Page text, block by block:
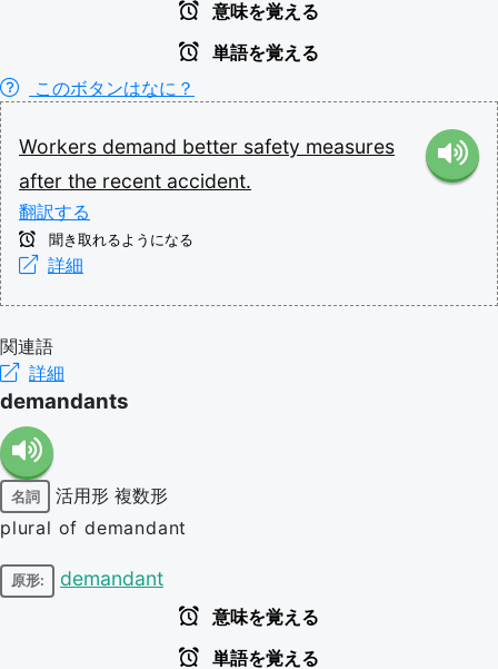
意味を覚える
単語を覚える
このボタンはなに？
Workers demand better safety measures
after the recent accident.
翻訳する
聞き取れるようになる
詳細
関連語
詳細
demandants
名詞 活用形 複数形
plural of demandant
原形: demandant
意味を覚える
単語を覚える